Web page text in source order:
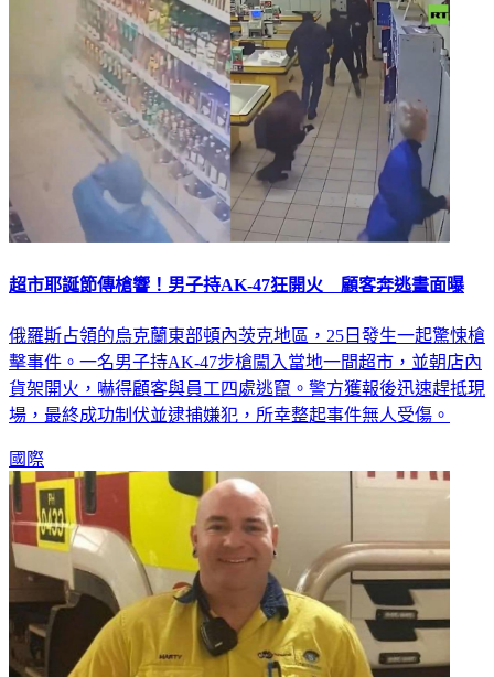
超市耶誕節傳槍響！男子持AK-47狂開火 顧客奔逃畫面曝
俄羅斯占領的烏克蘭東部頓內茨克地區，25日發生一起驚悚槍
擊事件。一名男子持AK-47步槍闖入當地一間超市，並朝店內
貨架開火，嚇得顧客與員工四處逃竄。警方獲報後迅速趕抵現
場，最終成功制伏並逮捕嫌犯，所幸整起事件無人受傷。
國際